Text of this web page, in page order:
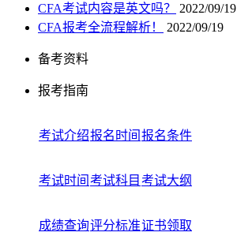
CFA考试内容是英文吗？
2022/09/19
CFA报考全流程解析！
2022/09/19
备考资料
报考指南
考试介绍报名时间 报名条件
考试时间 考试科目 考试大纲
成绩查询评分标准证书领取